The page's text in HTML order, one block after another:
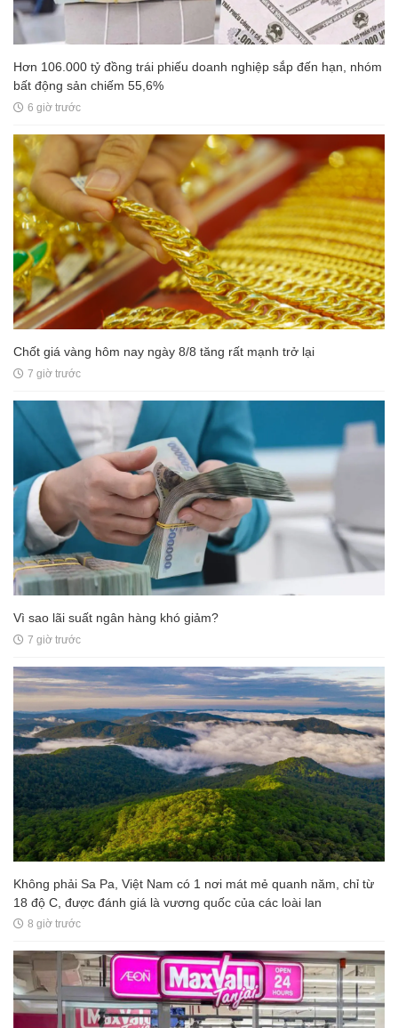
Hơn 106.000 tỷ đồng trái phiếu doanh nghiệp sắp đến hạn, nhóm
bất động sản chiếm 55,6%
6 giờ trước
Chốt giá vàng hôm nay ngày 8/8 tăng rất mạnh trở lại
7 giờ trước
Vì sao lãi suất ngân hàng khó giảm?
7 giờ trước
Không phải Sa Pa, Việt Nam có 1 nơi mát mẻ quanh năm, chỉ từ
18 độ C, được đánh giá là vương quốc của các loài lan
8 giờ trước